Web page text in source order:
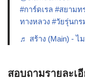
#การ์ดเรล #สยามท
ทางหลวง #วัยรุ่นก
♬ สร้าง (Main) - ไ
สอบถามรายละเ